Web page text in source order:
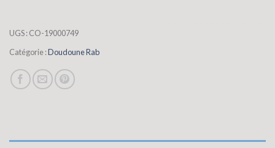
UGS :CO-19000749
Catégorie :Doudoune Rab